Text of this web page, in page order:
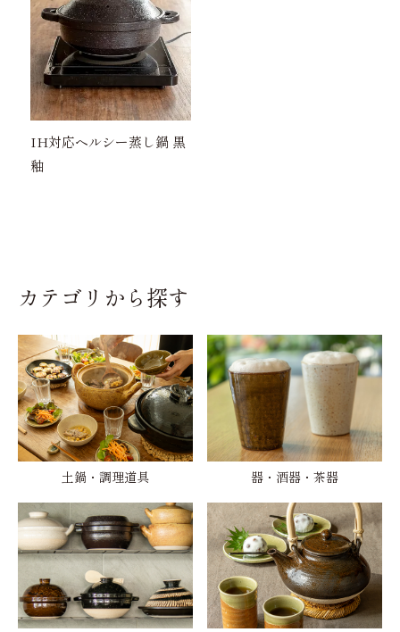
IH対応ヘルシー蒸し鍋 黒
釉
カテゴリから探す
土鍋・調理道具 器・酒器・茶器